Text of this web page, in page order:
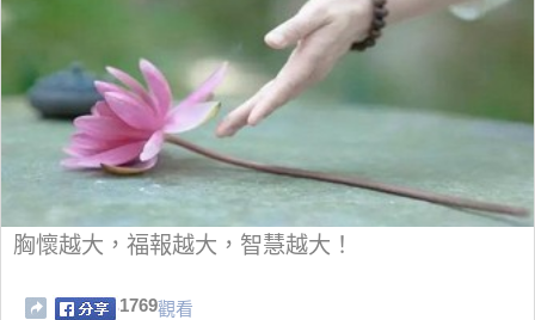
胸懷越大，福報越大，智慧越大！
1769觀看